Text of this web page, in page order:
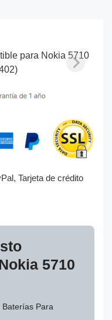
Tarjeta de crédito
5710
Baterías Para